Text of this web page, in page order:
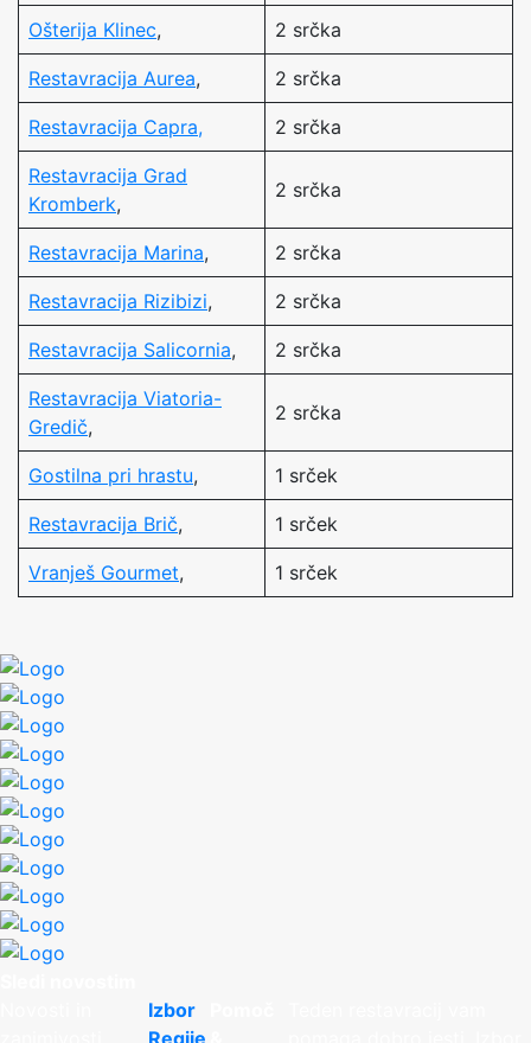
Ošterija Klinec, 2 srčka
Restavracija Aurea, 2 srčka
Restavracija Capra, 2 srčka
Restavracija Grad
Kromberk,
2 srčka
Restavracija Marina, 2 srčka
Restavracija Rizibizi, 2 srčka
Restavracija Salicornia, 2 srčka
Restavracija Viatoria-
Gredič,
2 srčka
Gostilna pri hrastu, 1 srček
Restavracija Brič, 1 srček
Vranješ Gourmet, 1 srček
Izbor
Regije